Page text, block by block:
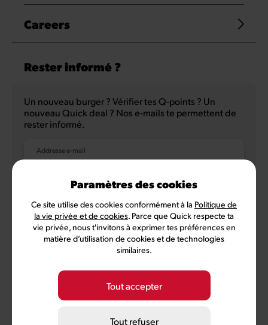
Careers
Rester informé ?
Un nouveau burger ? Vérifier tes Q-points ? Un
nouveau Quick deal ? Nos e-mails te permettent de
rester informé.
Addresse e-mail
NL
Conditions MyQuick
Préférences des cookies
Quick, membre de Comeos et Bemora
Paramètres des cookies
Ce site utilise des cookies conformément à la Politique de
la vie privée et de cookies. Parce que Quick respecte ta
vie privée, nous t'invitons à exprimer tes préférences en
matière d’utilisation de cookies et de technologies
similaires.
Tout accepter
Tout refuser